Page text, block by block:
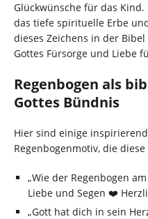
Glückwünsche für das
das tiefe spirituelle Erbe
dieses Zeichens in der
Gottes Fürsorge und Liebe
Regenbogen als
Gottes Bündnis
Hier sind einige
Regenbogenmotiv, die
„Wie der Regenbogen
Liebe und Segen ❤️
„Gott hat dich in sein